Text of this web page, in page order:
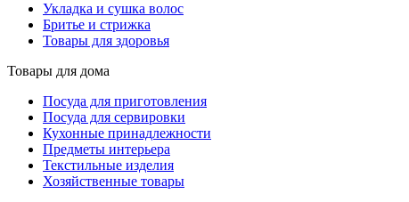
Укладка и сушка волос
Бритье и стрижка
Товары для здоровья
Товары для дома
Посуда для приготовления
Посуда для сервировки
Кухонные принадлежности
Предметы интерьера
Текстильные изделия
Хозяйственные товары